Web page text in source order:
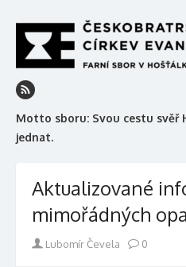
to
content
Motto sboru: Svou cestu svěř
jednat.
Aktualizované
mimořádných
Author
Lubomír Čevela 0